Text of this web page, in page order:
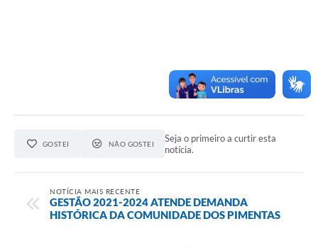
GOSTEI NÃO GOSTEI
Seja o primeiro a curtir esta
notícia.
NOTÍCIA MAIS RECENTE
GESTÃO 2021-2024 ATENDE DEMANDA
HISTÓRICA DA COMUNIDADE DOS PIMENTAS